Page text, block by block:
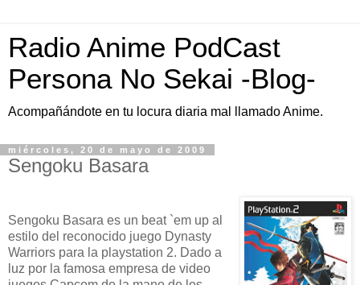
Radio Anime PodCast
Persona No Sekai -Blog-
Acompañándote en tu locura diaria mal llamado Anime.
miércoles, 20 de mayo de 2009
Sengoku Basara
Sengoku Basara es un beat `em up al
estilo del reconocido juego Dynasty
Warriors para la playstation 2. Dado a
luz por la famosa empresa de video